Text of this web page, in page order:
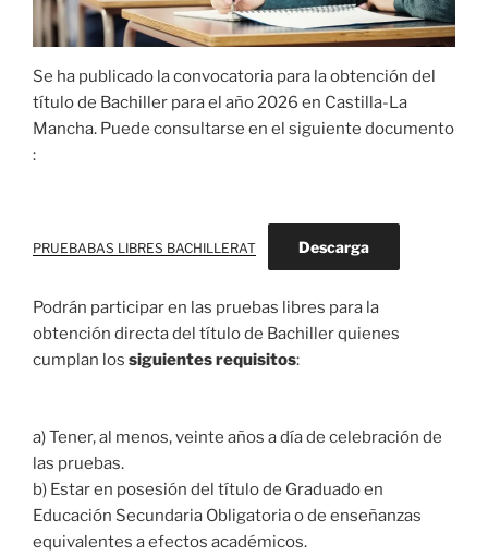
Se ha publicado la convocatoria para la obtención del
título de Bachiller para el año 2026 en Castilla-La
Mancha. Puede consultarse en el siguiente documento
:
PRUEBABAS LIBRES BACHILLERAT Descarga
Podrán participar en las pruebas libres para la
obtención directa del título de Bachiller quienes
cumplan los siguientes requisitos:
a) Tener, al menos, veinte años a día de celebración de
las pruebas.
b) Estar en posesión del título de Graduado en
Educación Secundaria Obligatoria o de enseñanzas
equivalentes a efectos académicos.